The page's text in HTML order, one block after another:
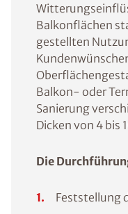
Balkonflächen
gestellten
Balkon- oder
Sanierung
Dicken von 4 bis
Die
Feststellung